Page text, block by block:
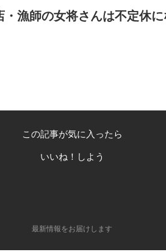
漁師の女将さんは不定休に
この記事が気に入ったら
いいね！しよう
最新情報をお届けします